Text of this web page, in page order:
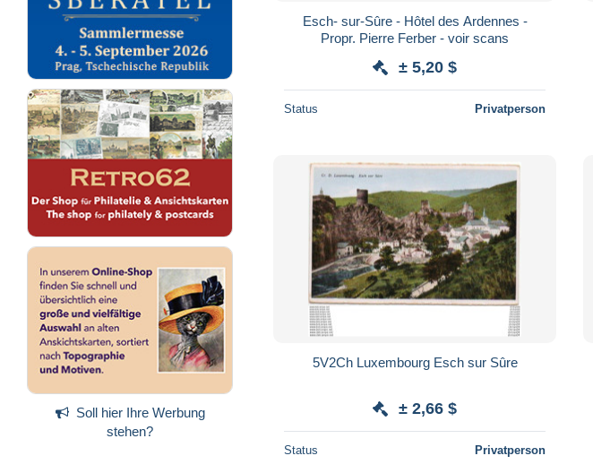
Soll hier Ihre Werbung
stehen?
Esch- sur-Sûre - Hôtel des Ardennes -
Propr. Pierre Ferber - voir scans
± 5,20 $
Status Privatperson
5V2Ch Luxembourg Esch sur Sûre
± 2,66 $
Status Privatperson